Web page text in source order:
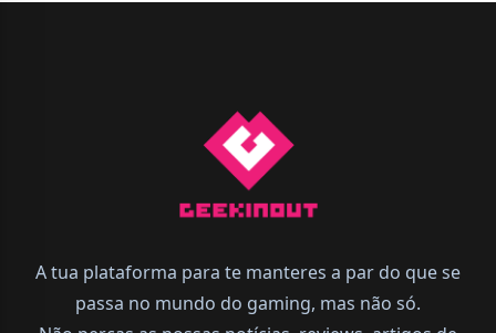
A tua plataforma para te manteres a par do que se
passa no mundo do gaming, mas não só.